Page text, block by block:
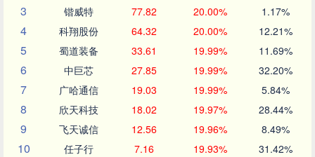
3 锴威特 77.82 20.00% 1.17%
4 科翔股份 64.32 20.00% 12.21%
5 蜀道装备 33.61 19.99% 11.69%
6 中巨芯 27.85 19.99% 32.20%
7 广哈通信 19.03 19.99% 5.84%
8 欣天科技 18.02 19.97% 28.44%
9 飞天诚信 12.56 19.96% 8.49%
10 任子行 7.16 19.93% 31.42%